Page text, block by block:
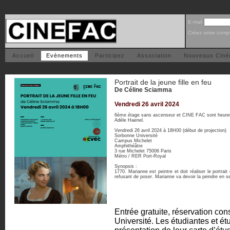
E-mail
Créez votre
Accueil Evènements Participez Association Nouveaux
Portrait de la jeune fille en feu
De Céline Sciamma
Vendredi 26 avril 2024
6ème étage sans ascenseur et CINE FAC sont
Adèle Haenel.
Vendredi 26 avril 2024 à 18H00 (début de projection)
Sorbonne Université
Campus Michelet
Amphithéâtre
3 rue Michelet 75006 Paris
Métro / RER Port-Royal
Synopsis :
1770. Marianne est peintre et doit réaliser le
refusant de poser. Marianne va devoir la peindre en
Entrée gratuite, réservation
Université. Les étudiantes et